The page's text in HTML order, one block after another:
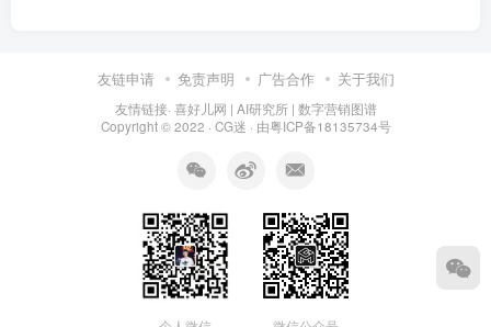
友链申请 免责声明 广告合作 关于我们
友情链接· 喜好儿网 | AI研究所| 数字营销图谱
Copyright © 2022 · CG迷 · 由粤ICP备18135734号